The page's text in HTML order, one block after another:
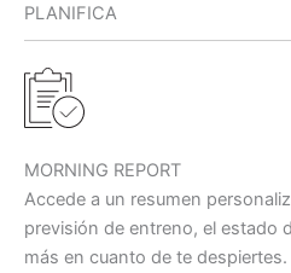
PLANIFICA
MORNING REPORT
Accede a un resumen
previsión de entreno, el estado
más en cuanto de te despiertes.